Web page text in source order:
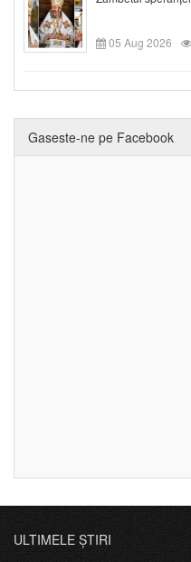
05 Aug 2026
Gaseste-ne pe Facebook
ULTIMELE ȘTIRI